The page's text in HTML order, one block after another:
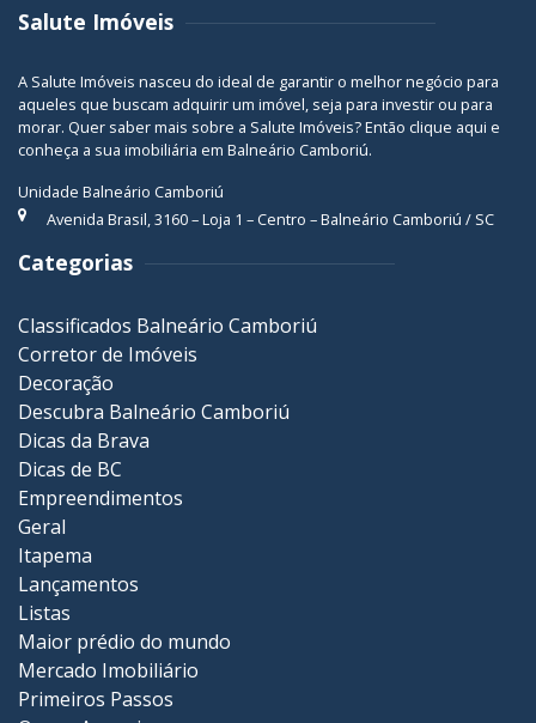
Salute Imóveis
A Salute Imóveis nasceu do ideal de garantir o melhor negócio para
aqueles que buscam adquirir um imóvel, seja para investir ou para
morar. Quer saber mais sobre a Salute Imóveis? Então clique aqui e
conheça a sua imobiliária em Balneário Camboriú.
Unidade Balneário Camboriú
Avenida Brasil, 3160 – Loja 1 – Centro – Balneário Camboriú / SC
Categorias
Classificados Balneário Camboriú
Corretor de Imóveis
Decoração
Descubra Balneário Camboriú
Dicas da Brava
Dicas de BC
Empreendimentos
Geral
Itapema
Lançamentos
Listas
Maior prédio do mundo
Mercado Imobiliário
Primeiros Passos